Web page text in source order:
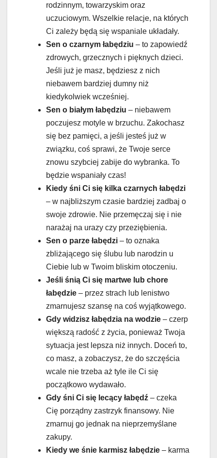
rodzinnym, towarzyskim oraz
uczuciowym. Wszelkie relacje, na których
Ci zależy będą się wspaniale układały.
Sen o czarnym łabędziu – to zapowiedź
zdrowych, grzecznych i pięknych dzieci.
Jeśli już je masz, będziesz z nich
niebawem bardziej dumny niż
kiedykolwiek wcześniej.
Sen o białym łabędziu – niebawem
poczujesz motyle w brzuchu. Zakochasz
się bez pamięci, a jeśli jesteś już w
związku, coś sprawi, że Twoje serce
znowu szybciej zabije do wybranka. To
będzie wspaniały czas!
Kiedy śni Ci się kilka czarnych łabędzi
– w najbliższym czasie bardziej zadbaj o
swoje zdrowie. Nie przemęczaj się i nie
narażaj na urazy czy przeziębienia.
Sen o parze łabędzi – to oznaka
zbliżającego się ślubu lub narodzin u
Ciebie lub w Twoim bliskim otoczeniu.
Jeśli śnią Ci się martwe lub chore
łabędzie – przez strach lub lenistwo
zmarnujesz szansę na coś wyjątkowego.
Gdy widzisz łabędzia na wodzie – czerp
większą radość z życia, ponieważ Twoja
sytuacja jest lepsza niż innych. Doceń to,
co masz, a zobaczysz, że do szczęścia
wcale nie trzeba aż tyle ile Ci się
początkowo wydawało.
Gdy śni Ci się lecący łabędź – czeka
Cię porządny zastrzyk finansowy. Nie
zmarnuj go jednak na nieprzemyślane
zakupy.
Kiedy we śnie karmisz łabędzie – karma